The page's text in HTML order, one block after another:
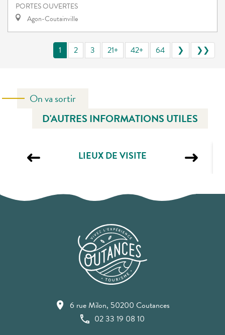
PORTES OUVERTES
Agon-Coutainville
1 2 3 21+ 42+ 64 ❯ ❯❯
On va sortir
D'AUTRES INFORMATIONS UTILES
LIEUX DE VISITE
6 rue Milon, 50200 Coutances
02 33 19 08 10